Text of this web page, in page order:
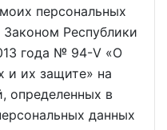
персональных
Республики
года № 94-V «О
и их защите» на
определенных в
данных